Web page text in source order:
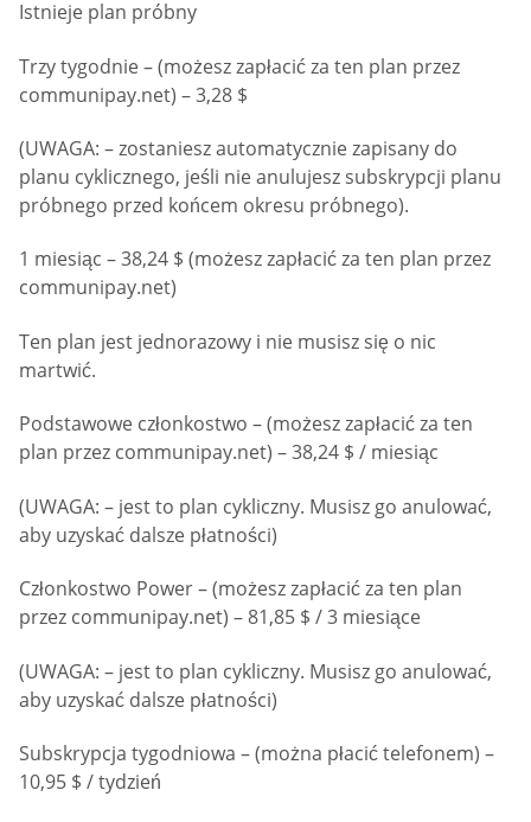
Istnieje plan próbny
Trzy tygodnie – (możesz zapłacić za ten plan przez
communipay.net) – 3,28 $
(UWAGA: – zostaniesz automatycznie zapisany do
planu cyklicznego, jeśli nie anulujesz subskrypcji planu
próbnego przed końcem okresu próbnego).
1 miesiąc – 38,24 $ (możesz zapłacić za ten plan przez
communipay.net)
Ten plan jest jednorazowy i nie musisz się o nic
martwić.
Podstawowe członkostwo – (możesz zapłacić za ten
plan przez communipay.net) – 38,24 $ / miesiąc
(UWAGA: – jest to plan cykliczny. Musisz go anulować,
aby uzyskać dalsze płatności)
Członkostwo Power – (możesz zapłacić za ten plan
przez communipay.net) – 81,85 $ / 3 miesiące
(UWAGA: – jest to plan cykliczny. Musisz go anulować,
aby uzyskać dalsze płatności)
Subskrypcja tygodniowa – (można płacić telefonem) –
10,95 $ / tydzień